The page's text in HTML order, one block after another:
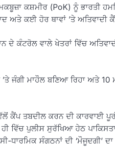
ਕਸ਼ਮੀਰ (PoK) ਨੂੰ ਭਾਰਤੀ
ਅਤੇ ਕਈ ਹੋਰ ਥਾਵਾਂ ’ਤੇ ਅਤਿਵਾਦੀ
ਦੇ ਕੰਟਰੋਲ ਵਾਲੇ ਖੇਤਰਾਂ ਵਿੱਚ
ਜੰਗੀ ਮਾਹੌਲ ਬਣਿਆ ਰਿਹਾ ਅਤੇ
ਕੈਂਪ ਤਬਦੀਲ ਕਰਨ ਦੀ ਕਾਰਵਾਈ
ਹੀ ਵਿੱਚ ਪੁਲੀਸ ਸੁਰੱਖਿਆ ਹੇਠ
ਸੰਗਠਨਾਂ ਦੀ ‘ਮੌਜੂਦਗੀ’ ਦਾ